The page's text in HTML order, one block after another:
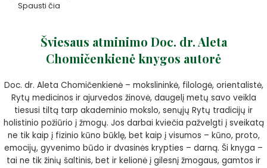
Spausti čia
Šviesaus atminimo Doc. dr. Aleta
Chomičenkienė knygos autorė
Doc. dr. Aleta Chomičenkienė – mokslininkė, filologė, orientalistė,
Rytų medicinos ir ajurvedos žinovė, daugelį metų savo veikla
tiesusi tiltą tarp akademinio mokslo, senųjų Rytų tradicijų ir
holistinio požiūrio į žmogų. Jos darbai kviečia pažvelgti į sveikatą
ne tik kaip į fizinio kūno būklę, bet kaip į visumos – kūno, proto,
emocijų, gyvenimo būdo ir dvasinės krypties – darną. Ši knyga –
tai ne tik žinių šaltinis, bet ir kelionė į gilesnį žmogaus, gamtos ir